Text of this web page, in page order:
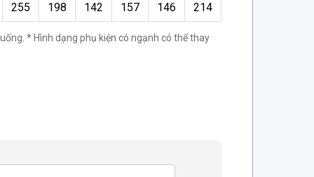
255 198 142 157 146 214
* Hình dạng phụ kiện có ngạnh có thể thay